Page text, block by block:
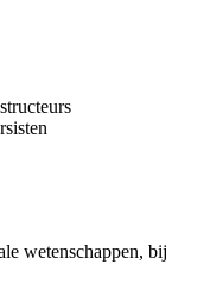
wetenschappen, bij